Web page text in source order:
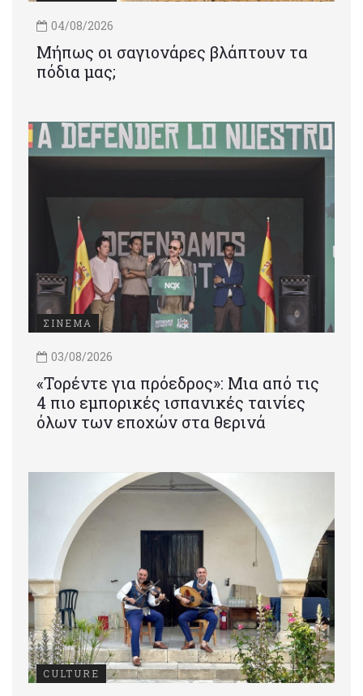
04/08/2026
Μήπως οι σαγιονάρες βλάπτουν τα
πόδια μας;
ΣΙΝΕΜΑ
03/08/2026
«Τορέντε για πρόεδρος»: Mια από τις
4 πιο εμπορικές ισπανικές ταινίες
όλων των εποχών στα θερινά
CULTURE